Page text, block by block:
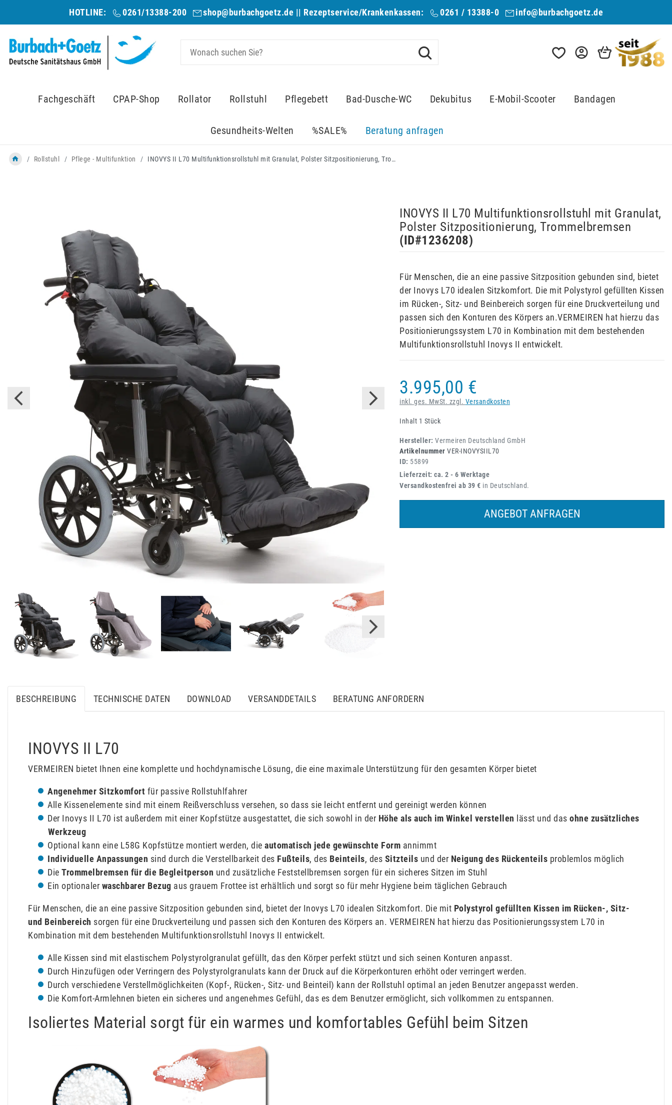
HOTLINE: 0261/13388-200 shop@burbachgoetz.de || Rezeptservice/Krankenkassen: 0261 / 13388-0 info@burbachgoetz.de
Fachgeschäft CPAP-Shop Rollator Rollstuhl Pflegebett Bad-Dusche-WC Dekubitus E-Mobil-Scooter Bandagen
Gesundheits-Welten %SALE% Beratung anfragen
Rollstuhl Pflege - Multifunktion INOVYS II L70 Multifunktionsrollstuhl mit Granulat, Polster Sitzpositionierung, Trommelbremsen
INOVYS II L70 Multifunktionsrollstuhl mit Granulat,
Polster Sitzpositionierung, Trommelbremsen
(ID#1236208)
Für Menschen, die an eine passive Sitzposition gebunden sind, bietet
der Inovys L70 idealen Sitzkomfort. Die mit Polystyrol gefüllten Kissen
im Rücken-, Sitz- und Beinbereich sorgen für eine Druckverteilung und
passen sich den Konturen des Körpers an.VERMEIREN hat hierzu das
Positionierungssystem L70 in Kombination mit dem bestehenden
Multifunktionsrollstuhl Inovys II entwickelt.
3.995,00 €
inkl. ges. MwSt. zzgl. Versandkosten
Inhalt 1 Stück
Hersteller: Vermeiren Deutschland GmbH
Artikelnummer VER-INOVYSIIL70
ID: 55899
Lieferzeit: ca. 2 - 6 Werktage
Versandkostenfrei ab 39 € in Deutschland.
ANGEBOT ANFRAGEN
BESCHREIBUNG TECHNISCHE DATEN DOWNLOAD VERSANDDETAILS BERATUNG ANFORDERN
INOVYS II L70
VERMEIREN bietet Ihnen eine komplette und hochdynamische Lösung, die eine maximale Unterstützung für den gesamten Körper bietet
Angenehmer Sitzkomfort für passive Rollstuhlfahrer
Alle Kissenelemente sind mit einem Reißverschluss versehen, so dass sie leicht entfernt und gereinigt werden können
Der Inovys II L70 ist außerdem mit einer Kopfstütze ausgestattet, die sich sowohl in der Höhe als auch im Winkel verstellen lässt und das ohne zusätzliches
Werkzeug
Optional kann eine L58G Kopfstütze montiert werden, die automatisch jede gewünschte Form annimmt
Individuelle Anpassungen sind durch die Verstellbarkeit des Fußteils, des Beinteils, des Sitzteils und der Neigung des Rückenteils problemlos möglich
Die Trommelbremsen für die Begleitperson und zusätzliche Feststellbremsen sorgen für ein sicheres Sitzen im Stuhl
Ein optionaler waschbarer Bezug aus grauem Frottee ist erhältlich und sorgt so für mehr Hygiene beim täglichen Gebrauch
Für Menschen, die an eine passive Sitzposition gebunden sind, bietet der Inovys L70 idealen Sitzkomfort. Die mit Polystyrol gefüllten Kissen im Rücken-, Sitz-
und Beinbereich sorgen für eine Druckverteilung und passen sich den Konturen des Körpers an. VERMEIREN hat hierzu das Positionierungssystem L70 in
Kombination mit dem bestehenden Multifunktionsrollstuhl Inovys II entwickelt.
Alle Kissen sind mit elastischem Polystyrolgranulat gefüllt, das den Körper perfekt stützt und sich seinen Konturen anpasst.
Durch Hinzufügen oder Verringern des Polystyrolgranulats kann der Druck auf die Körperkonturen erhöht oder verringert werden.
Durch verschiedene Verstellmöglichkeiten (Kopf-, Rücken-, Sitz- und Beinteil) kann der Rollstuhl optimal an jeden Benutzer angepasst werden.
Die Komfort-Armlehnen bieten ein sicheres und angenehmes Gefühl, das es dem Benutzer ermöglicht, sich vollkommen zu entspannen.
Isoliertes Material sorgt für ein warmes und komfortables Gefühl beim Sitzen